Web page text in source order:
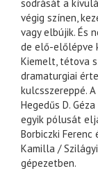
sodrását a
végig színen,
vagy elbújik. És
de elő-előlépve
Kiemelt, tétova
dramaturgiai
kulcsszereppé.
Hegedűs D.
egyik pólusát
Borbiczki
Kamilla /
gépezetben.